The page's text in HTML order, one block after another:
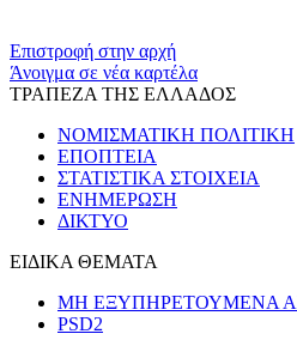
Επιστροφή στην αρχή
Άνοιγμα σε νέα καρτέλα
ΤΡΑΠΕΖΑ ΤΗΣ ΕΛΛΑΔΟΣ
ΝΟΜΙΣΜΑΤΙΚΗ ΠΟΛΙΤΙΚΗ
ΕΠΟΠΤΕΙΑ
ΣΤΑΤΙΣΤΙΚΑ ΣΤΟΙΧΕΙΑ
ΕΝΗΜΕΡΩΣΗ
ΔΙΚΤΥΟ
ΕΙΔΙΚΑ ΘΕΜΑΤΑ
ΜΗ ΕΞΥΠΗΡΕΤΟΥΜΕΝΑ
PSD2